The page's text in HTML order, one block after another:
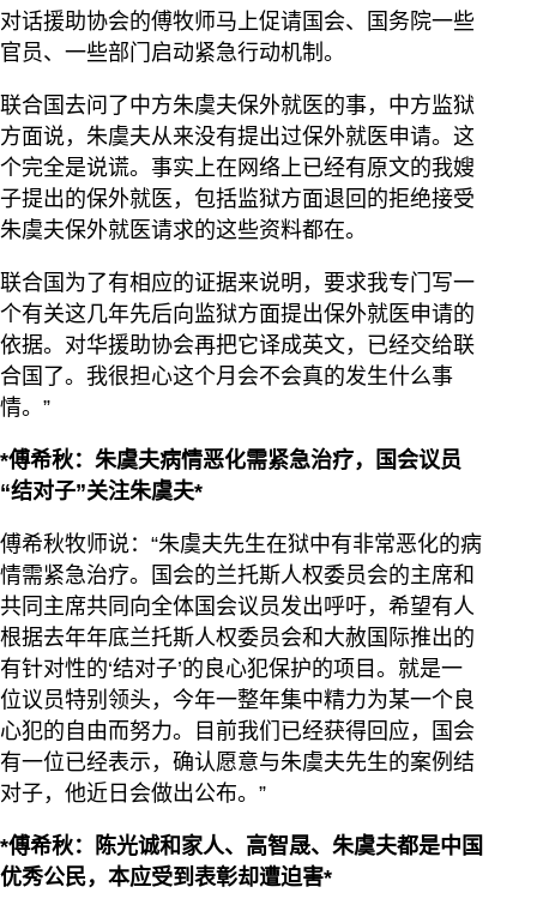
对话援助协会的傅牧师马上促请国会、国务院一些
官员、一些部门启动紧急行动机制。
联合国去问了中方朱虞夫保外就医的事，中方监狱
方面说，朱虞夫从来没有提出过保外就医申请。这
个完全是说谎。事实上在网络上已经有原文的我嫂
子提出的保外就医，包括监狱方面退回的拒绝接受
朱虞夫保外就医请求的这些资料都在。
联合国为了有相应的证据来说明，要求我专门写一
个有关这几年先后向监狱方面提出保外就医申请的
依据。对华援助协会再把它译成英文，已经交给联
合国了。我很担心这个月会不会真的发生什么事
情。”
*傅希秋：朱虞夫病情恶化需紧急治疗，国会议员
“结对子”关注朱虞夫*
傅希秋牧师说：“朱虞夫先生在狱中有非常恶化的病
情需紧急治疗。国会的兰托斯人权委员会的主席和
共同主席共同向全体国会议员发出呼吁，希望有人
根据去年年底兰托斯人权委员会和大赦国际推出的
有针对性的‘结对子’的良心犯保护的项目。就是一
位议员特别领头，今年一整年集中精力为某一个良
心犯的自由而努力。目前我们已经获得回应，国会
有一位已经表示，确认愿意与朱虞夫先生的案例结
对子，他近日会做出公布。”
*傅希秋：陈光诚和家人、高智晟、朱虞夫都是中国
优秀公民，本应受到表彰却遭迫害*